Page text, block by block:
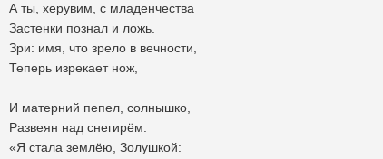
А ты, херувим, с младенчества
Застенки познал и ложь.
Зри: имя, что зрело в вечности,
Теперь изрекает нож,
И матерний пепел, солнышко,
Развеян над снегирëм:
«Я стала землëю, Золушкой: